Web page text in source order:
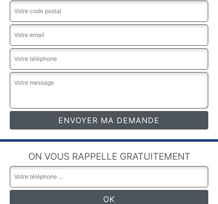
ON VOUS RAPPELLE GRATUITEMENT